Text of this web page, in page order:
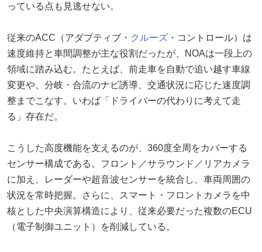
っている点も見逃せない。
従来のACC（アダプティブ・ クルーズ ・コントロール）は
速度維持と車間調整が主な役割だったが、NOAは一段上の
領域に踏み込む。たとえば、前走車を自動で追い越す車線
変更や、分岐・合流のナビ誘導、交通状況に応じた速度調
整までこなす。いわば「ドライバーの代わりに考えて走
る」存在だ。
こうした高度機能を支えるのが、360度全周をカバーする
センサー構成である。フロント／サラウンド／リアカメラ
に加え、レーダーや超音波センサーを統合し、車両周囲の
状況を常時把握。さらに、スマート・フロントカメラを中
核とした中央演算構造により、従来必要だった複数のECU
（電子制御ユニット）を削減している。